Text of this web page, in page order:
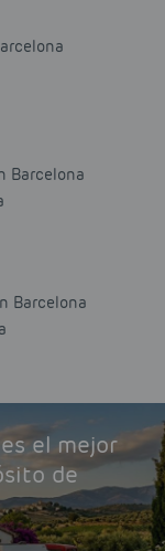
Barcelona
Barcelona
el mejor
de